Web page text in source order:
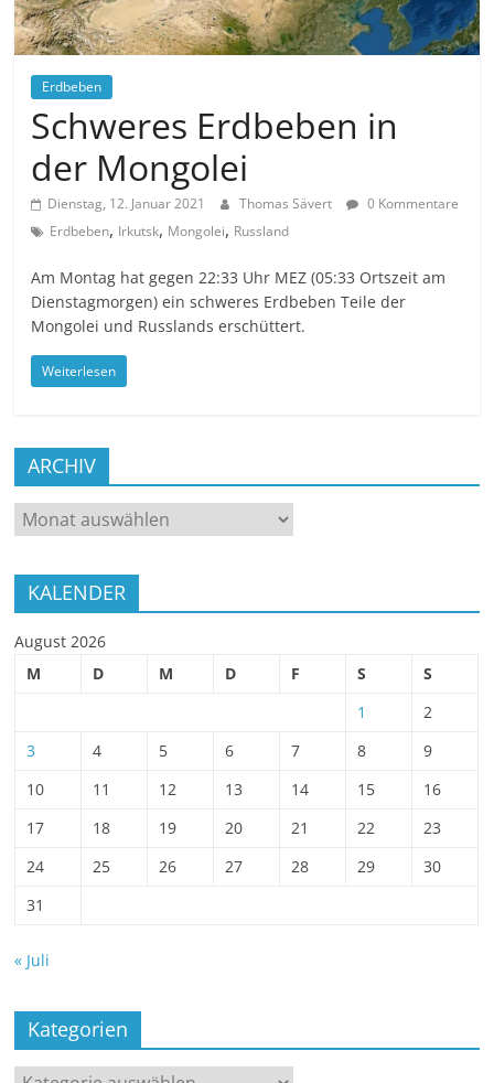
Erdbeben
Schweres Erdbeben in
der Mongolei
Dienstag, 12. Januar 2021 Thomas Sävert
0 Kommentare
Erdbeben, Irkutsk, Mongolei, Russland
Am Montag hat gegen 22:33 Uhr MEZ (05:33 Ortszeit am
Dienstagmorgen) ein schweres Erdbeben Teile der
Mongolei und Russlands erschüttert.
Weiterlesen
ARCHIV
ARCHIV
KALENDER
August 2026
M
D M D F S
S
1
2
3
4 5 6 7 8
9
10
11 12 13 14 15
16
17
18 19 20 21 22
23
24
25 26 27 28 29
30
31
« Juli
Kategorien
Kategorien